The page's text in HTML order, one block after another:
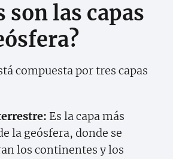
son las capas
compuesta por tres capas
Es la capa más
la geósfera, donde se
los continentes y los